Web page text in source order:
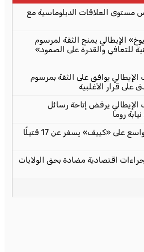
مستوى العلاقات الدبلوماسية مع
الإيطالي يمنح الثقة لمرسوم
للتعافي والقدرة على الصمود»
يوافق على الثقة بمرسوم
على قرار الأغلبية
يرفض إتاحة رسائل
روما
هجوم روسي واسع على «كييف» يسفر عن 17 قتيلًا
اقتصادية مضادة بحق الولايات